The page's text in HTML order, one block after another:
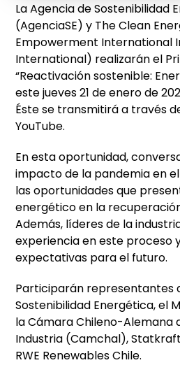
La Agencia de Sostenibilidad
(AgenciaSE) y The Clean
Empowerment International
International) realizarán el
“Reactivación sostenible:
este jueves 21 de enero de
Éste se transmitirá a través
YouTube.
En esta oportunidad,
impacto de la pandemia en
las oportunidades que
energético en la
Además, líderes de la
experiencia en este proceso
expectativas para el futuro.
Participarán representantes
Sostenibilidad Energética, el
la Cámara Chileno-Alemana
Industria (Camchal),
RWE Renewables Chile.